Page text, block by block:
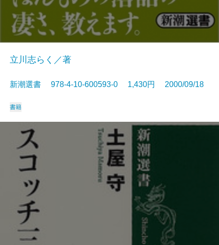
立川志らく／著
新潮選書 978-4-10-600593-0 1,430円 2000/09/18
書籍